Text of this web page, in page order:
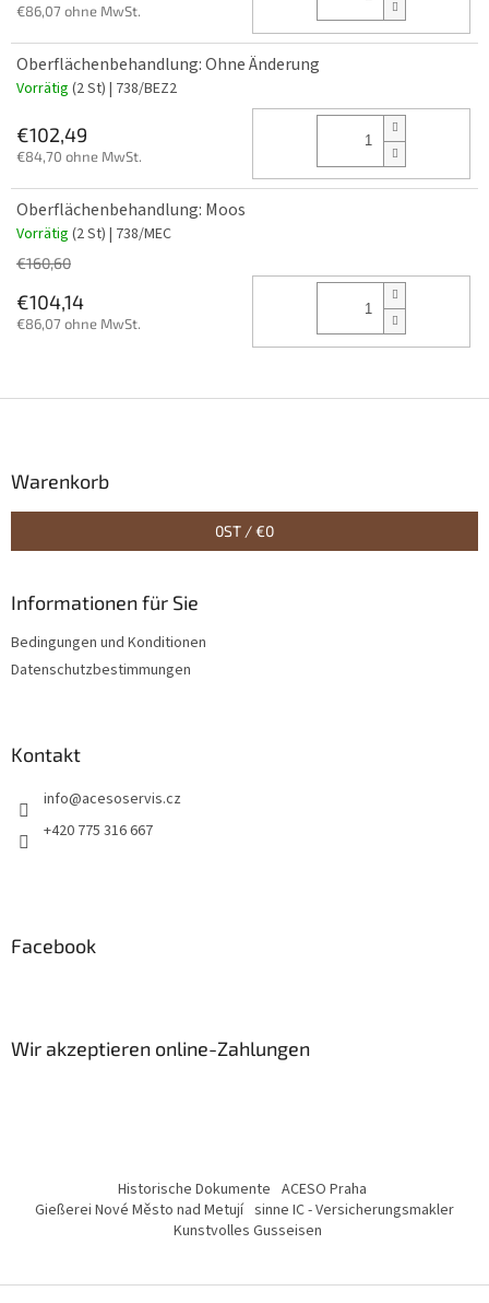
€86,07 ohne MwSt.
Oberflächenbehandlung: Ohne Änderung
Vorrätig (2 St) | 738/BEZ2
€102,49
€84,70 ohne MwSt.
Oberflächenbehandlung: Moos
Vorrätig (2 St) | 738/MEC
€160,60
€104,14
€86,07 ohne MwSt.
Warenkorb
0ST /€0
Informationen für Sie
Bedingungen und Konditionen
Datenschutzbestimmungen
Kontakt
info@acesoservis.cz
+420 775 316 667
Facebook
Wir akzeptieren online-Zahlungen
Historische Dokumente ACESO Praha
Gießerei Nové Město nad Metují sinne IC - Versicherungsmakler
Kunstvolles Gusseisen